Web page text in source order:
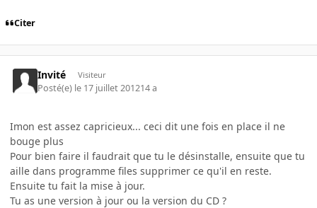
Citer
Invité Visiteur
Posté(e) le 17 juillet 201214 a
Imon est assez capricieux... ceci dit une fois en place il ne
bouge plus
Pour bien faire il faudrait que tu le désinstalle, ensuite que tu
aille dans programme files supprimer ce qu'il en reste.
Ensuite tu fait la mise à jour.
Tu as une version à jour ou la version du CD ?